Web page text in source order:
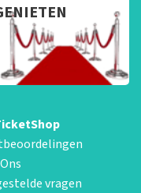
vragen